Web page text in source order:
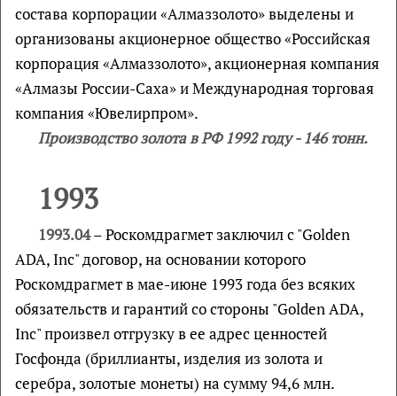
состава корпорации «Алмаззолото» выделены и
организованы акционерное общество «Российская
корпорация «Алмаззолото», акционерная компания
«Алмазы России-Саха» и Международная торговая
компания «Ювелирпром».
Производство золота в РФ 1992 году - 146 тонн.
1993
1993.04– Роскомдрагмет заключил с "Golden
ADA, Inc" договор, на основании которого
Роскомдрагмет в мае-июне 1993 года без всяких
обязательств и гарантий со стороны "Golden ADA,
Inc" произвел отгрузку в ее адрес ценностей
Госфонда (бриллианты, изделия из золота и
серебра, золотые монеты) на сумму 94,6 млн.